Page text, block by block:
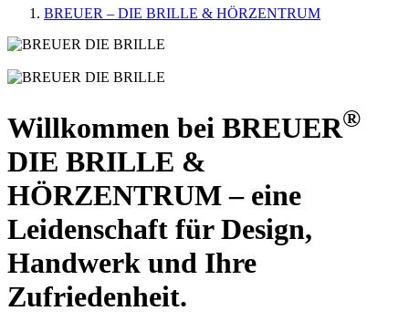
BREUER – DIE BRILLE & HÖRZENTRUM
Willkommen bei BREUER®
DIE BRILLE &
HÖRZENTRUM – eine
Leidenschaft für Design,
Handwerk und Ihre
Zufriedenheit.